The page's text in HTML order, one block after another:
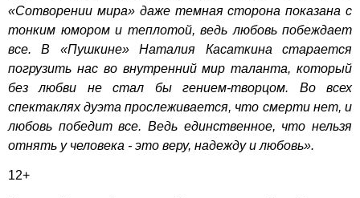
«Сотворении мира» даже темная сторона показана с
тонким юмором и теплотой, ведь любовь побеждает
все. В «Пушкине» Наталия Касаткина старается
погрузить нас во внутренний мир таланта, который
без любви не стал бы гением-творцом. Во всех
спектаклях дуэта прослеживается, что смерти нет, и
любовь победит все. Ведь единственное, что нельзя
отнять у человека - это веру, надежду и любовь».
12+